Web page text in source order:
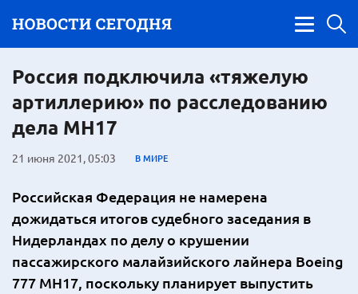
Россия подключила «тяжелую
артиллерию» по расследованию
дела MH17
21 июня 2021, 05:03 В МИРЕ
Российская Федерация не намерена
дожидаться итогов судебного заседания в
Нидерландах по делу о крушении
пассажирского малайзийского лайнера Boeing
777 MH17, поскольку планирует выпустить